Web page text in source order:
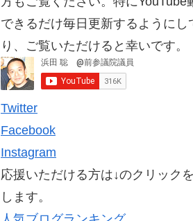
できるだけ毎日更新するようにし
り、ご覧いただけると幸いです。
Twitter
Facebook
Instagram
応援いただける方は↓のクリック
します。